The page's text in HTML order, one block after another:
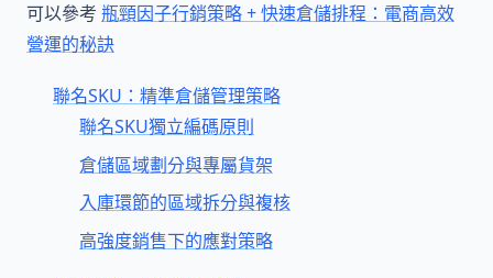
可以參考 瓶頸因子行銷策略 + 快速倉儲排程：電商高效
營運的秘訣
聯名SKU：精準倉儲管理策略
聯名SKU獨立編碼原則
倉儲區域劃分與專屬貨架
入庫環節的區域拆分與複核
高強度銷售下的應對策略